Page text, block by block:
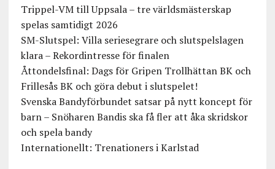
Trippel-VM till Uppsala – tre världsmästerskap
spelas samtidigt 2026
SM-Slutspel: Villa seriesegrare och slutspelslagen
klara – Rekordintresse för finalen
Åttondelsfinal: Dags för Gripen Trollhättan BK och
Frillesås BK och göra debut i slutspelet!
Svenska Bandyförbundet satsar på nytt koncept för
barn – Snöharen Bandis ska få fler att åka skridskor
och spela bandy
Internationellt: Trenationers i Karlstad